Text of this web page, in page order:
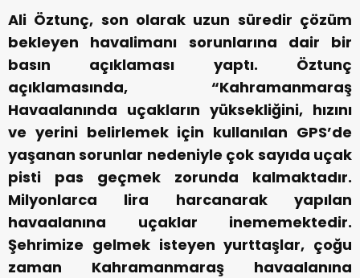
Ali Öztunç, son olarak uzun süredir çözüm
bekleyen havalimanı sorunlarına dair bir
basın açıklaması yaptı. Öztunç
açıklamasında, “Kahramanmaraş
Havaalanında uçakların yüksekliğini, hızını
ve yerini belirlemek için kullanılan GPS’de
yaşanan sorunlar nedeniyle çok sayıda uçak
pisti pas geçmek zorunda kalmaktadır.
Milyonlarca lira harcanarak yapılan
havaalanına uçaklar inememektedir.
Şehrimize gelmek isteyen yurttaşlar, çoğu
zaman Kahramanmaraş havaalanına